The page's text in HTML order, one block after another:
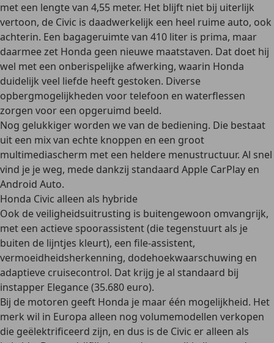
met een lengte van 4,55 meter. Het blijft niet bij uiterlijk
vertoon, de Civic is daadwerkelijk een heel ruime auto, ook
achterin. Een bagageruimte van 410 liter is prima, maar
daarmee zet Honda geen nieuwe maatstaven. Dat doet hij
wel met een onberispelijke afwerking, waarin Honda
duidelijk veel liefde heeft gestoken. Diverse
opbergmogelijkheden voor telefoon en waterflessen
zorgen voor een opgeruimd beeld.
Nog gelukkiger worden we van de bediening. Die bestaat
uit een mix van echte knoppen en een groot
multimediascherm met een heldere menustructuur. Al snel
vind je je weg, mede dankzij standaard Apple CarPlay en
Android Auto.
Honda Civic alleen als hybride
Ook de veiligheidsuitrusting is buitengewoon omvangrijk,
met een actieve spoorassistent (die tegenstuurt als je
buiten de lijntjes kleurt), een file-assistent,
vermoeidheidsherkenning, dodehoekwaarschuwing en
adaptieve cruisecontrol. Dat krijg je al standaard bij
instapper Elegance (35.680 euro).
Bij de motoren geeft Honda je maar één mogelijkheid. Het
merk wil in Europa alleen nog volumemodellen verkopen
die geëlektrificeerd zijn, en dus is de Civic er alleen als